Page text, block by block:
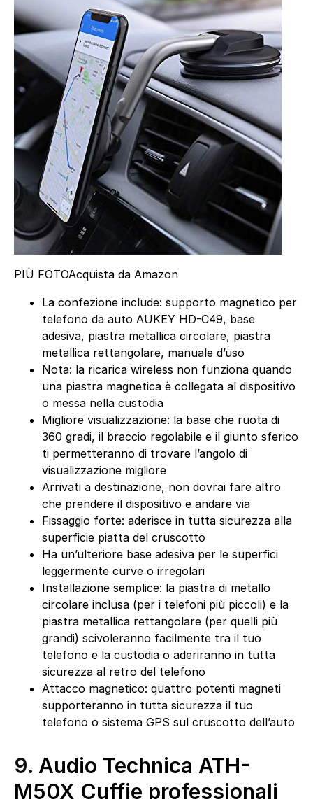
PIÙ FOTOAcquista da Amazon
La confezione include: supporto magnetico per
telefono da auto AUKEY HD-C49, base
adesiva, piastra metallica circolare, piastra
metallica rettangolare, manuale d’uso
Nota: la ricarica wireless non funziona quando
una piastra magnetica è collegata al dispositivo
o messa nella custodia
Migliore visualizzazione: la base che ruota di
360 gradi, il braccio regolabile e il giunto sferico
ti permetteranno di trovare l’angolo di
visualizzazione migliore
Arrivati a destinazione, non dovrai fare altro
che prendere il dispositivo e andare via
Fissaggio forte: aderisce in tutta sicurezza alla
superficie piatta del cruscotto
Ha un’ulteriore base adesiva per le superfici
leggermente curve o irregolari
Installazione semplice: la piastra di metallo
circolare inclusa (per i telefoni più piccoli) e la
piastra metallica rettangolare (per quelli più
grandi) scivoleranno facilmente tra il tuo
telefono e la custodia o aderiranno in tutta
sicurezza al retro del telefono
Attacco magnetico: quattro potenti magneti
supporteranno in tutta sicurezza il tuo
telefono o sistema GPS sul cruscotto dell’auto
9. Audio Technica ATH-
M50X Cuffie professionali